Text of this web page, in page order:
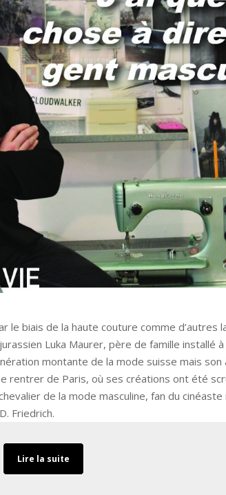
le biais de la haute couture comme d’autres
Luka Maurer, père de famille installé
montante de la mode suisse mais
rentrer de Paris, où ses créations ont été
de la mode masculine, fan du
Friedrich.
Lire la suite